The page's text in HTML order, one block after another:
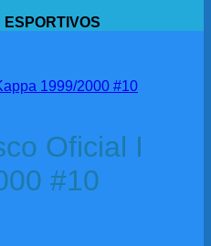
ESPORTIVOS
Oficial I
#10